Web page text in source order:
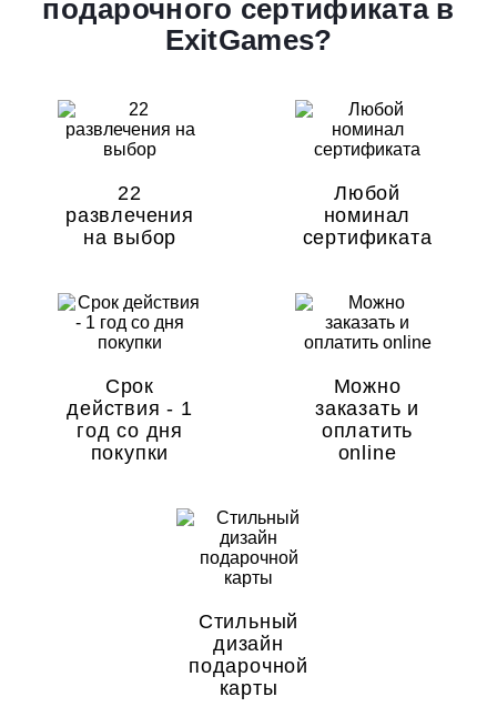
подарочного сертификата в
ExitGames?
22
развлечения
на выбор
Любой
номинал
сертификата
Срок
действия - 1
год со дня
покупки
Можно
заказать и
оплатить
online
Стильный
дизайн
подарочной
карты